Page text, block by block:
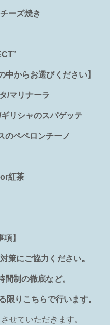
ーズ焼き
からお選びください】
マリナーラ
リシャのスパゲッテ
ペペロンチーノ
紅茶
項】
策にご協力ください。
間制の徹底など。
りこちらで行います。
ていただきます。